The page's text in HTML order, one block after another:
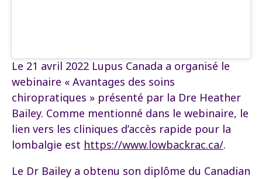
Le 21 avril 2022 Lupus Canada a organisé le
webinaire « Avantages des soins
chiropratiques » présenté par la Dre Heather
Bailey. Comme mentionné dans le webinaire, le
lien vers les cliniques d’accès rapide pour la
lombalgie est https://www.lowbackrac.ca/.
Le Dr Bailey a obtenu son diplôme du Canadian